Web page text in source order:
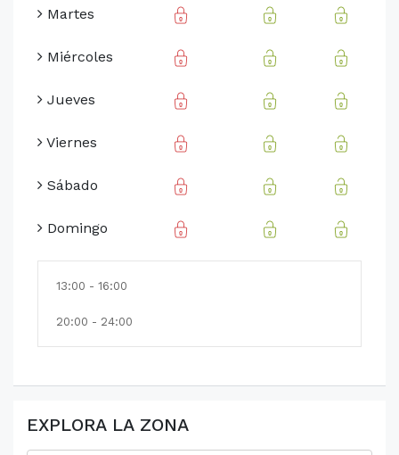
Martes
Miércoles
Jueves
Viernes
Sábado
Domingo
13:00 - 16:00
20:00 - 24:00
EXPLORA LA ZONA